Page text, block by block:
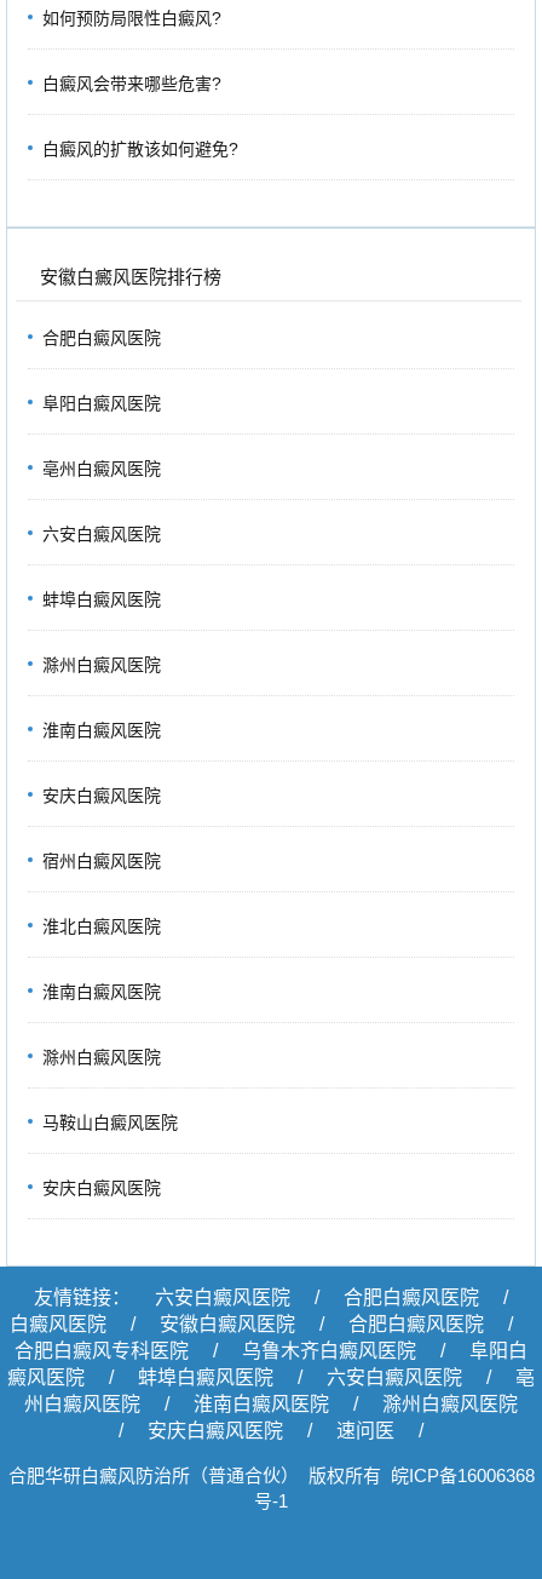
如何预防局限性白癜风?
白癜风会带来哪些危害?
白癜风的扩散该如何避免?
安徽白癜风医院排行榜
合肥白癜风医院
阜阳白癜风医院
亳州白癜风医院
六安白癜风医院
蚌埠白癜风医院
滁州白癜风医院
淮南白癜风医院
安庆白癜风医院
宿州白癜风医院
淮北白癜风医院
淮南白癜风医院
滁州白癜风医院
马鞍山白癜风医院
安庆白癜风医院
友情链接： 六安白癜风医院 / 合肥白癜风医院
/
白癜风医院
/ 安徽白癜风医院 / 合肥白癜风医院
/
合肥白癜风专科医院
/ 乌鲁木齐白癜风医院 /
阜阳白
癜风医院
/ 蚌埠白癜风医院 / 六安白癜风医院 /
亳
州白癜风医院
/ 淮南白癜风医院 /
滁州白癜风医院
/
安庆白癜风医院 / 速问医 /
合肥华研白癜风防治所（普通合伙） 版权所有 皖ICP备16006368
号-1